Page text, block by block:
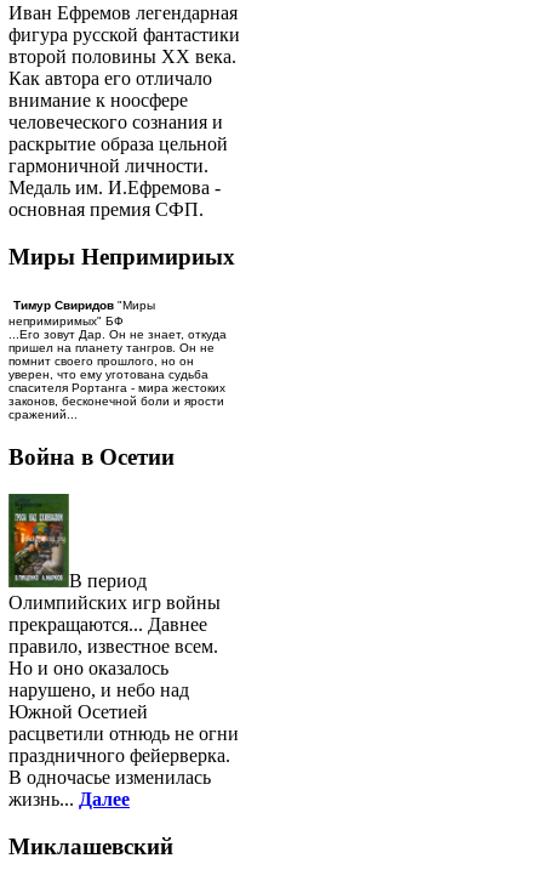
Иван Ефремов легендарная
фигура русской фантастики
второй половины ХХ века.
Как автора его отличало
внимание к ноосфере
человеческого сознания и
раскрытие образа цельной
гармоничной личности.
Медаль им. И.Ефремова -
основная премия СФП.
Миры Непримириых
Тимур Свиридов "Миры
непримиримых" БФ
...Его зовут Дар. Он не знает, откуда
пришел на планету тангров. Он не
помнит своего прошлого, но он
уверен, что ему уготована судьба
спасителя Рортанга - мира жестоких
законов, бесконечной боли и ярости
сражений...
Война в Осетии
В период
Олимпийских игр войны
прекращаются... Давнее
правило, известное всем.
Но и оно оказалось
нарушено, и небо над
Южной Осетией
расцветили отнюдь не огни
праздничного фейерверка.
В одночасье изменилась
жизнь... Далее
Миклашевский